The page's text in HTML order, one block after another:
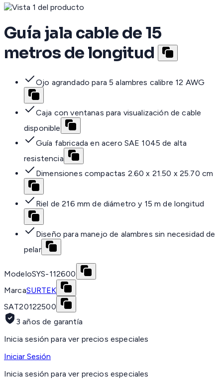
Guía jala cable de 15
metros de longitud
Ojo agrandado para 5 alambres calibre 12 AWG
Caja con ventanas para visualización de cable
disponible
Guía fabricada en acero SAE 1045 de alta
resistencia
Dimensiones compactas 2.60 x 21.50 x 25.70 cm
Riel de 216 mm de diámetro y 15 m de longitud
Diseño para manejo de alambres sin necesidad de
pelar
ModeloSYS-112600
MarcaSURTEK
SAT20122500
3 años de garantía
Inicia sesión para ver precios especiales
Iniciar Sesión
Inicia sesión para ver precios especiales